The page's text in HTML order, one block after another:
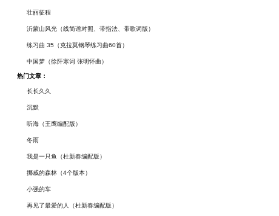
壮丽征程
沂蒙山风光（线简谱对照、带指法、带歌词版）
练习曲 35（克拉莫钢琴练习曲60首）
中国梦（徐阡寒词 张明怀曲）
热门文章：
长长久久
沉默
听海（王鹰编配版）
冬雨
我是一只鱼（杜新春编配版）
挪威的森林（4个版本）
小强的车
再见了最爱的人（杜新春编配版）